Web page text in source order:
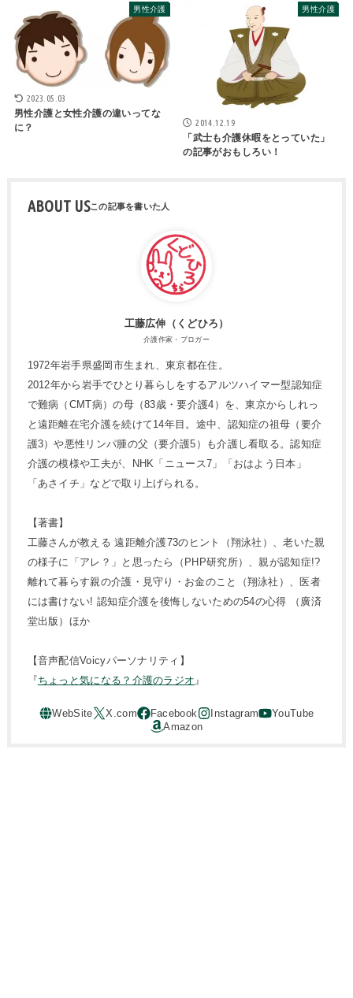
男性介護
2023.05.03
男性介護と女性介護の違いってな
に？
男性介護
2014.12.19
「武士も介護休暇をとっていた」
の記事がおもしろい！
ABOUT US
工藤広伸（くどひろ）
介護作家・ブロガー
1972年岩手県盛岡市生まれ、東京都在住。
2012年から岩手でひとり暮らしをするアルツハイマー型認知症
で難病（CMT病）の母（83歳・要介護4）を、東京からしれっ
と遠距離在宅介護を続けて14年目。途中、認知症の祖母（要介
護3）や悪性リンパ腫の父（要介護5）も介護し看取る。認知症
介護の模様や工夫が、NHK「ニュース7」「おはよう日本」
「あさイチ」などで取り上げられる。
【著書】
工藤さんが教える 遠距離介護73のヒント（翔泳社）、老いた親
の様子に「アレ？」と思ったら（PHP研究所）、親が認知症!?
離れて暮らす親の介護・見守り・お金のこと（翔泳社）、医者
には書けない! 認知症介護を後悔しないための54の心得 （廣済
堂出版）ほか
【音声配信Voicyパーソナリティ】
『ちょっと気になる？介護のラジオ 』